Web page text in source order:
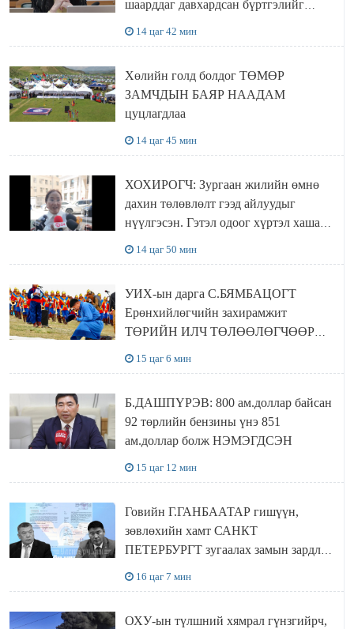
шаарддаг давхардсан бүртгэлийг
14 цаг 42 мин
Хөлийн голд болдог ТӨМӨР
ЗАМЧДЫН БАЯР НААДАМ
цуцлагдлаа
14 цаг 45 мин
ХОХИРОГЧ: Зургаан жилийн өмнө
дахин төлөвлөлт гээд айлуудыг
нүүлгэсэн. Гэтэл одоог хүртэл хашаа
14 цаг 50 мин
УИХ-ын дарга С.БЯМБАЦОГТ
Ерөнхийлөгчийн захирамжит
ТӨРИЙН ИЛЧ ТӨЛӨӨЛӨГЧӨӨР
15 цаг 6 мин
Б.ДАШПҮРЭВ: 800 ам.доллар байсан
92 төрлийн бензины үнэ 851
ам.доллар болж НЭМЭГДСЭН
15 цаг 12 мин
Говийн Г.ГАНБААТАР гишүүн,
зөвлөхийн хамт САНКТ
ПЕТЕРБУРГТ зугаалах замын зардлаа
16 цаг 7 мин
ОХУ-ын түлшний хямрал гүнзгийрч,